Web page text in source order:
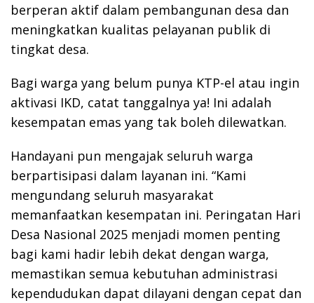
berperan aktif dalam pembangunan desa dan
meningkatkan kualitas pelayanan publik di
tingkat desa.
Bagi warga yang belum punya KTP-el atau ingin
aktivasi IKD, catat tanggalnya ya! Ini adalah
kesempatan emas yang tak boleh dilewatkan.
Handayani pun mengajak seluruh warga
berpartisipasi dalam layanan ini. “Kami
mengundang seluruh masyarakat
memanfaatkan kesempatan ini. Peringatan Hari
Desa Nasional 2025 menjadi momen penting
bagi kami hadir lebih dekat dengan warga,
memastikan semua kebutuhan administrasi
kependudukan dapat dilayani dengan cepat dan